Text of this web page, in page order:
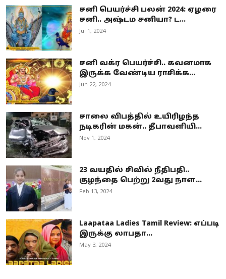
சனி பெயர்ச்சி பலன் 2024: ஏழரை
சனி.. அஷ்டம சனியா? ட...
Jul 1, 2024
சனி வக்ர பெயர்ச்சி.. கவனமாக
இருக்க வேண்டிய ராசிக்க...
Jun 22, 2024
சாலை விபத்தில் உயிரிழந்த
நடிகரின் மகன்.. தீபாவளியி...
Nov 1, 2024
23 வயதில் சிவில் நீதிபதி..
குழந்தை பெற்று 2வது நாள...
Feb 13, 2024
Laapataa Ladies Tamil Review: எப்படி
இருக்கு லாபதா...
May 3, 2024